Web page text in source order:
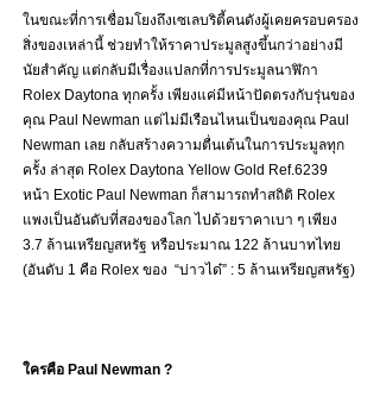
ในขณะที่การเชื่อมโยงถึง​เซเลบริตี้คนดังผู้เคยครอบครอง
สิ่งของเหล่านี้ ช่วยทำให้ราคาประมูลสูงขึ้นกว่าอย่างมี
นัยสำคัญ แต่กลับมีเรื่องแปลกที่การประมูลนาฬิกา
Rolex Daytona ทุกครั้ง เพียงแค่มีหน้าปัดตรงกับรุ่นของ
คุณ Paul Newman แต่ไม่มีเรือนไหนเป็นของคุณ Paul
Newman เลย กลับสร้างความตื่นเต้นในการประมูลทุก
ครั้ง ล่าสุด Rolex Daytona Yellow Gold Ref.6239
หน้า Exotic Paul Newman ก็สามารถทำสถิติ Rolex
แพงเป็นอันดับที่สองของโลก ไปด้วยราคาเบา ๆ เพียง
3.7 ล้านเหรียญสหรัฐ หรือประมาณ 122 ล้านบาทไทย
(อันดับ 1 คือ Rolex ของ  “บ่าวได๋” : 5 ล้านเหรียญสหรัฐ)
ใครคือ Paul Newman ?